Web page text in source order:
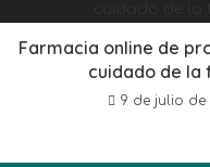
Farmacia online de
cuidado de la
9 de julio de